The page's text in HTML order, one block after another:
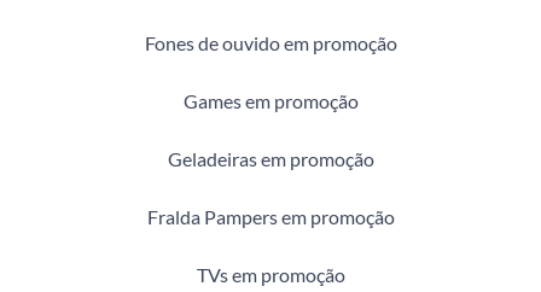
Fones de ouvido em promoção
Games em promoção
Geladeiras em promoção
Fralda Pampers em promoção
TVs em promoção